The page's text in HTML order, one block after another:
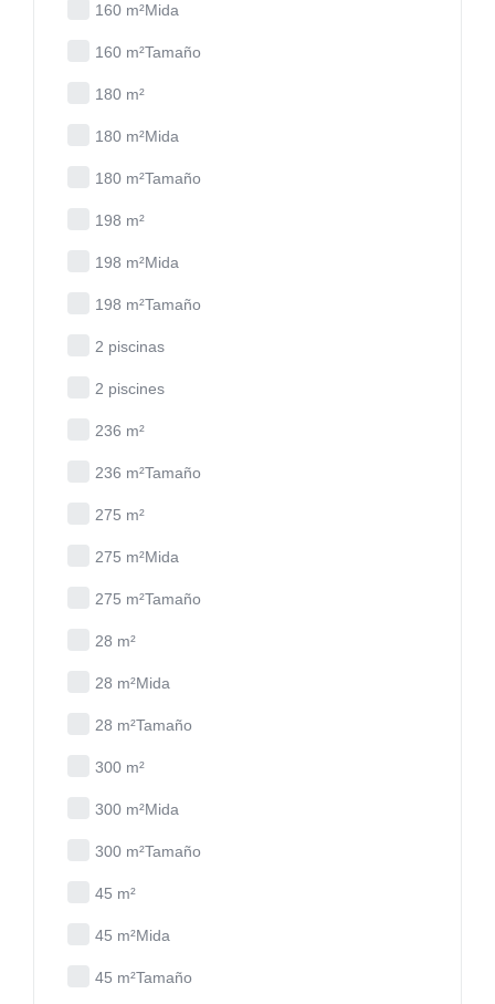
160 m²Mida
160 m²Tamaño
180 m²
180 m²Mida
180 m²Tamaño
198 m²
198 m²Mida
198 m²Tamaño
2 piscinas
2 piscines
236 m²
236 m²Tamaño
275 m²
275 m²Mida
275 m²Tamaño
28 m²
28 m²Mida
28 m²Tamaño
300 m²
300 m²Mida
300 m²Tamaño
45 m²
45 m²Mida
45 m²Tamaño